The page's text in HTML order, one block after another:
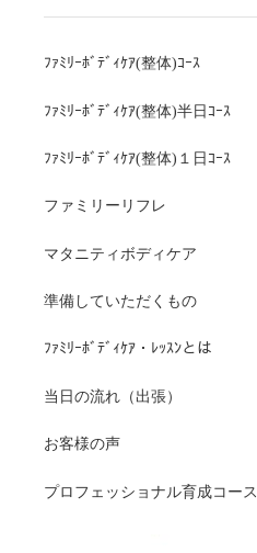
ﾌｧﾐﾘｰﾎﾞﾃﾞｨｹｱ(整体)ｺｰｽ
ﾌｧﾐﾘｰﾎﾞﾃﾞｨｹｱ(整体)半日ｺｰｽ
ﾌｧﾐﾘｰﾎﾞﾃﾞｨｹｱ(整体)１日ｺｰｽ
ファミリーリフレ
マタニティボディケア
準備していただくもの
ﾌｧﾐﾘｰﾎﾞﾃﾞｨｹｱ・ﾚｯｽﾝとは
当日の流れ（出張）
お客様の声
プロフェッショナル育成コース